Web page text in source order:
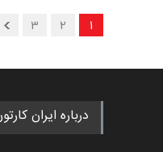
1
2
3
درباره ایران